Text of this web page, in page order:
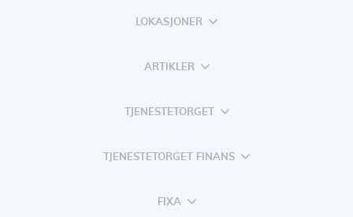
LOKASJONER
ARTIKLER
TJENESTETORGET
TJENESTETORGET FINANS
FIXA